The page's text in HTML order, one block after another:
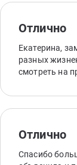
Отлично
Екатерина,
разных
смотреть на
Отлично
Спасибо